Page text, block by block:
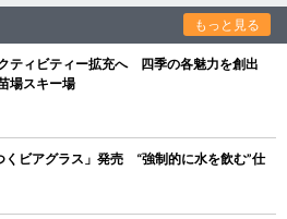
もっと見る
ティビティー拡充へ 四季の各魅力を創出
場スキー場
くビアグラス」発売 “強制的に水を飲む”仕